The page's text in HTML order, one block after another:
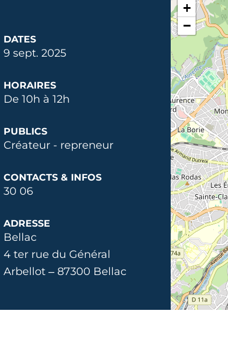
DATES
9 sept. 2025
HORAIRES
De 10h à 12h
PUBLICS
Créateur - repreneur
CONTACTS & INFOS
30 06
ADRESSE
Bellac
4 ter rue du Général
Arbellot – 87300 Bellac
+
−